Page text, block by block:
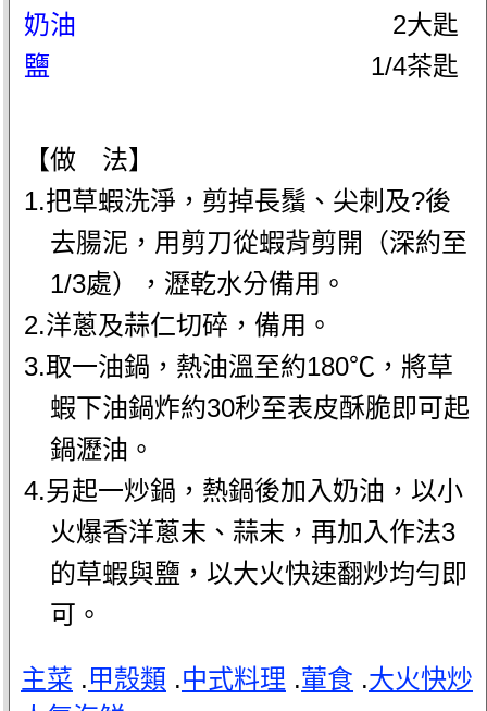
奶油
2大匙
鹽
1/4茶匙
【做 法】
1.把草蝦洗淨，剪掉長鬚、尖刺及?後
去腸泥，用剪刀從蝦背剪開（深約至
1/3處），瀝乾水分備用。
2.洋蔥及蒜仁切碎，備用。
3.取一油鍋，熱油溫至約180℃，將草
蝦下油鍋炸約30秒至表皮酥脆即可起
鍋瀝油。
4.另起一炒鍋，熱鍋後加入奶油，以小
火爆香洋蔥末、蒜末，再加入作法3
的草蝦與鹽，以大火快速翻炒均勻即
可。
主菜 .甲殼類 .中式料理 .葷食 .大火快炒